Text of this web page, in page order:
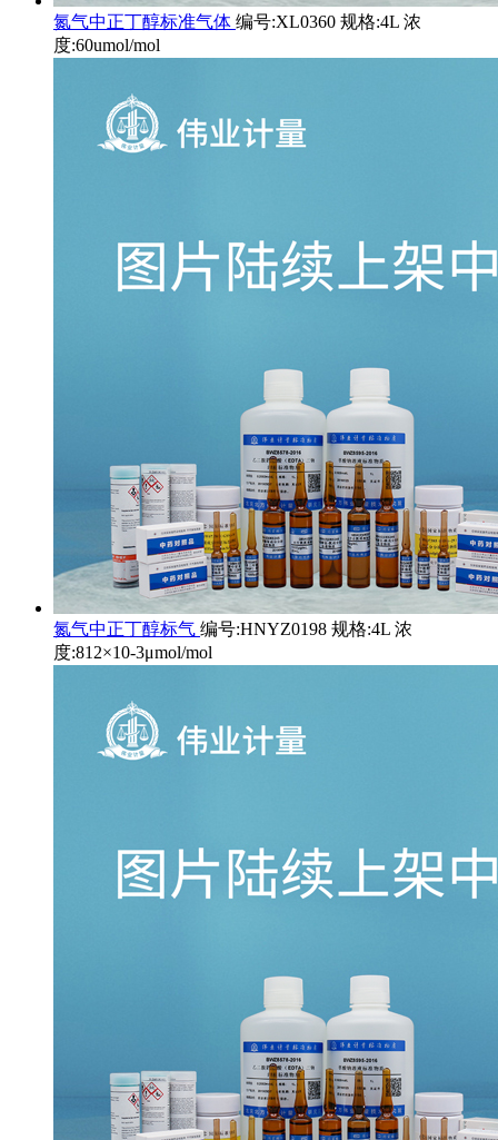
氮气中正丁醇标准气体 编号:XL0360 规格:4L 浓
度:60umol/mol
氮气中正丁醇标气 编号:HNYZ0198 规格:4L 浓
度:812×10-3μmol/mol